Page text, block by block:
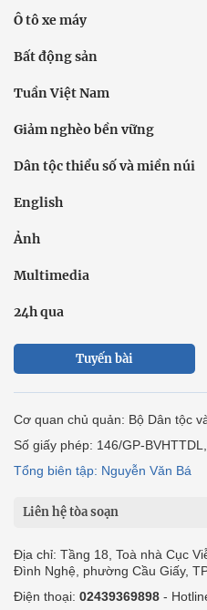
Ô tô xe máy
Bất động sản
Tuần Việt Nam
Giảm nghèo bền vững
Dân tộc thiểu số và miền núi
English
Ảnh
Multimedia
24h qua
Tuyến bài
Cơ quan chủ quản: Bộ Dân tộc
Số giấy phép: 146/GP-
Tổng biên tập: Nguyễn Văn Bá
Liên hệ tòa soạn
Địa chỉ: Tầng 18, Toà nhà Cục
Đình Nghệ, phường Cầu Giấy,
Điện thoại: 02439369898 -